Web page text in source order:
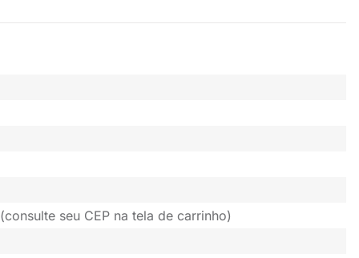
seu CEP na tela de carrinho)